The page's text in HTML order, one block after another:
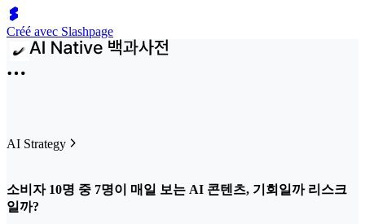
Créé avec Slashpage
AI Strategy
소비자 10명 중 7명이 매일 보는 AI 콘텐츠, 기회일까 리스크
일까?